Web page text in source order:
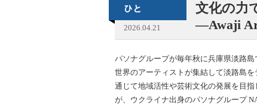
2026.04.21
文化の力
—Awaji
パソナグループが毎年秋に兵庫県淡路
世界のアーティストが集結して淡路島
通じて地域活性や芸術文化の発展を目
が、ウクライナ出身のパソナグループ